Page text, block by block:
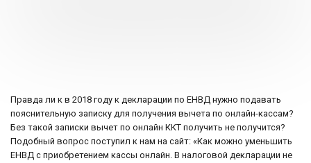
Правда ли к в 2018 году к декларации по ЕНВД нужно подавать
пояснительную записку для получения вычета по онлайн-кассам?
Без такой записки вычет по онлайн ККТ получить не получится?
Подобный вопрос поступил к нам на сайт: «Как можно уменьшить
ЕНВД с приобретением кассы онлайн. В налоговой декларации не